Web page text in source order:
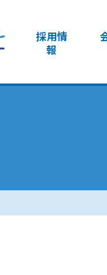
採用情
報